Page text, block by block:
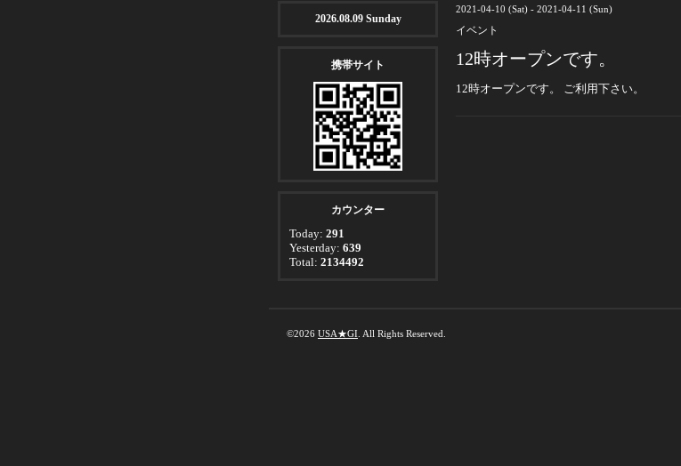
2021-04-10 (Sat) - 2021-04-11 (Sun)
イベント
12時オープンです。
12時オープンです。 ご利用下さい。
2026.08.09 Sunday
携帯サイト
カウンター
Today: 291
Yesterday: 639
Total: 2134492
©2026 USA★GI . All Rights Reserved.